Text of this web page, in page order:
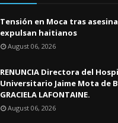
Tensión en Moca tras
expulsan haitianos
August 06, 2026
RENUNCIA Directora del
Universitario Jaime Mota de
GRACIELA LAFONTAINE.
August 06, 2026